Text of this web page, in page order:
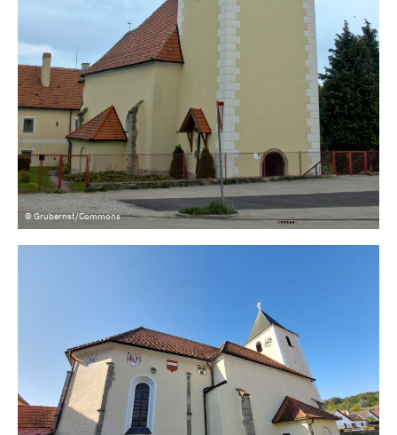
© Grubernst/Commons